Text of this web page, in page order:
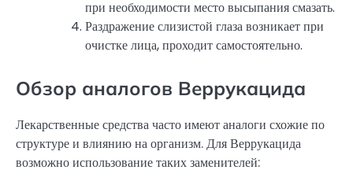
при необходимости место высыпания смазать.
Раздражение слизистой глаза возникает при
очистке лица, проходит самостоятельно.
Обзор аналогов Веррукацида
Лекарственные средства часто имеют аналоги схожие по
структуре и влиянию на организм. Для Веррукацида
возможно использование таких заменителей: